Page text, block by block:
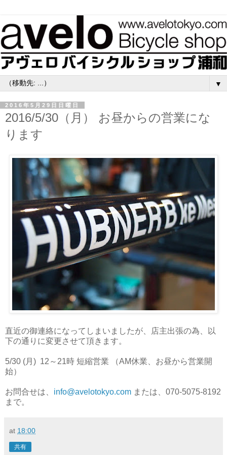
▼
2016年5月29日日曜日
2016/5/30（月） お昼からの営業にな
ります
直近の御連絡になってしまいましたが、店主出張の為、以
下の通りに変更させて頂きます。
5/30 (月) 12～21時 短縮営業 （AM休業、お昼から営業開
始）
お問合せは、 info@avelotokyo.com または、070-5075-8192
まで。
at 18:00
共有